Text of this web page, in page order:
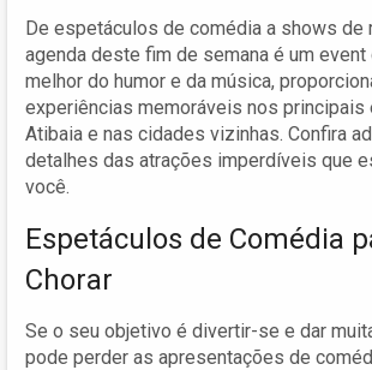
De espetáculos de comédia a shows de
agenda deste fim de semana é um event
melhor do humor e da música,
experiências memoráveis nos principais
Atibaia e nas cidades vizinhas. Confira
detalhes das atrações imperdíveis que
você.
Espetáculos de Comédia
Chorar
Se o seu objetivo é divertir-se e dar
pode perder as apresentações de